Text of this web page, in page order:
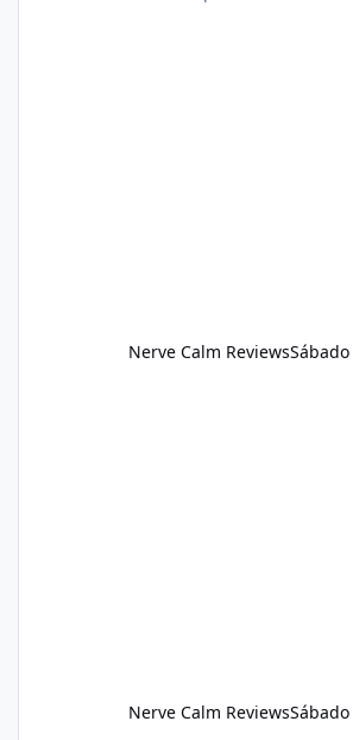
Nerve Calm Reviews
Nerve Calm Reviews